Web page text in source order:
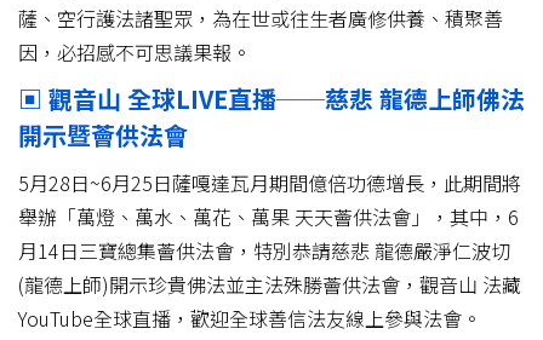
薩、空行護法諸聖眾，為在世或往生者廣修供養、積聚善
因，必招感不可思議果報。
▣ 觀音山 全球LIVE直播──慈悲 龍德上師佛法
開示暨薈供法會
5月28日~6月25日薩嘎達瓦月期間億倍功德增長，此期間將
舉辦「萬燈、萬水、萬花、萬果 天天薈供法會」，其中，6
月14日三寶總集薈供法會，特別恭請慈悲 龍德嚴淨仁波切
(龍德上師)開示珍貴佛法並主法殊勝薈供法會，觀音山 法藏
YouTube全球直播，歡迎全球善信法友線上參與法會。